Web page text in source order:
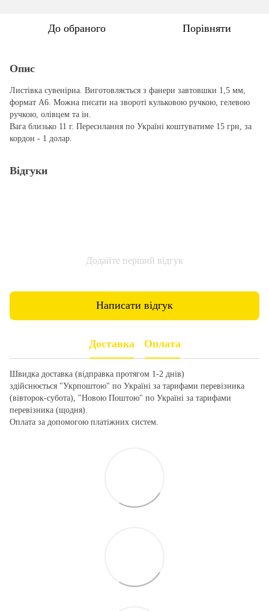
До обраного Порівняти
Опис
Листівка сувенірна. Виготовляється з фанери завтовшки 1,5 мм,
формат А6. Можна писати на звороті кульковою ручкою, гелевою
ручкою, олівцем та ін.
Вага близько 11 г. Пересилання по Україні коштуватиме 15 грн, за
кордон - 1 долар.
Відгуки
Додайте перший відгук
Написати відгук
Доставка Оплата
Швидка доставка (відправка протягом 1-2 днів)
здійснюється "Укрпоштою" по Україні за тарифами перевізника
(вівторок-субота), "Новою Поштою" по Україні за тарифами
перевізника (щодня).
Оплата за допомогою платіжних систем.